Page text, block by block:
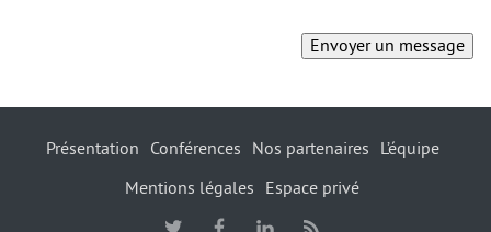
Présentation Conférences Nos partenaires
L’équipe
Mentions légales
Espace privé